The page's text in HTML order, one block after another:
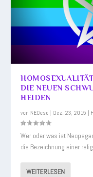
DIE NEUEN
HEIDEN
von NEOeso | Dez. 23, 2015 |
Wer oder was ist
die Bezeichnung einer
WEITERLESEN